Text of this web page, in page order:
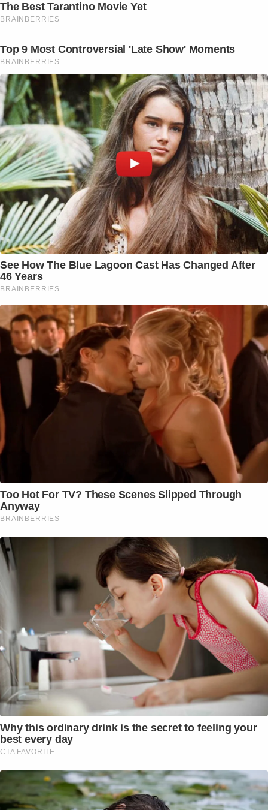
The Best Tarantino Movie Yet
BRAINBERRIES
Top 9 Most Controversial 'Late Show' Moments
BRAINBERRIES
See How The Blue Lagoon Cast Has Changed After
46 Years
BRAINBERRIES
Too Hot For TV? These Scenes Slipped Through
Anyway
BRAINBERRIES
Why this ordinary drink is the secret to feeling your
best every day
CTA FAVORITE